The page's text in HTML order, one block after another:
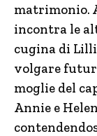
matrimonio.
incontra le
cugina di
volgare
moglie del
Annie e